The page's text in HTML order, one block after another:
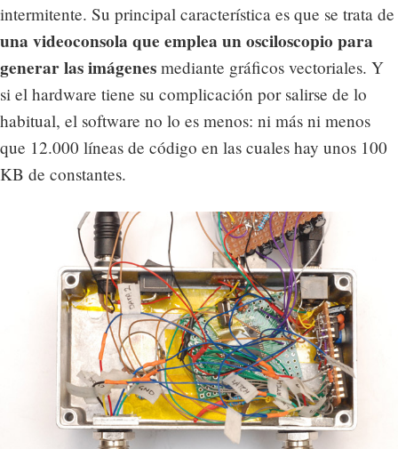
intermitente. Su principal característica es que se trata de
una videoconsola que emplea un osciloscopio para
generar las imágenes mediante gráficos vectoriales. Y
si el hardware tiene su complicación por salirse de lo
habitual, el software no lo es menos: ni más ni menos
que 12.000 líneas de código en las cuales hay unos 100
KB de constantes.